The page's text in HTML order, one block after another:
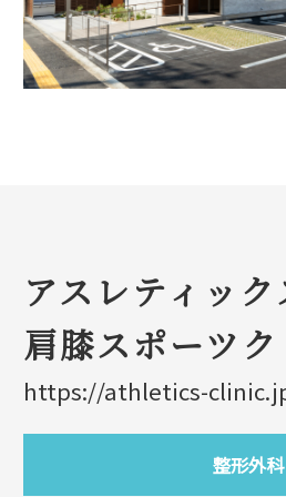
アスレティッ
肩膝スポーツ
https://athletics-
整形外科